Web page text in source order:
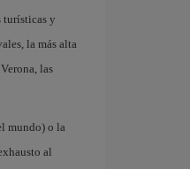
turísticas y
la más alta
las
mundo) o la
al